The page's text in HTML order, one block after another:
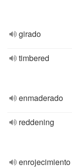
girado
timbered
enmaderado
reddening
enrojecimiento